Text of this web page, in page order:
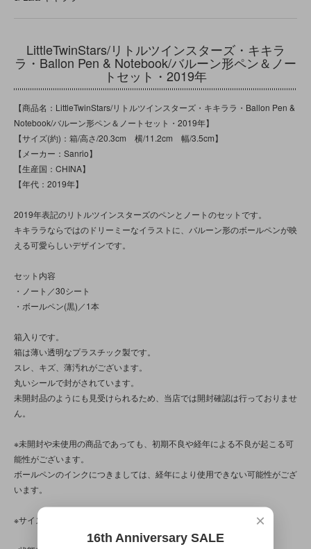
LittleTwinStars/リトルツインスターズ・キキラ
ラ・Ballon Pen & Notebook/バルーン形ペン＆ノー
トセット・2019年
【商品名：LittleTwinStars/リトルツインスターズ・キキララ・Ballon Pen &
Notebook/バルーン形ペン＆ノートセット・2019年】
【サイズ(約)：箱/高さ/20.3cm 横/11.2cm 幅/3.5cm】
【メーカー：Sanrio】
【生産国：CHINA】
【年代：2019年】
2019年表記のリトルツインスターズのペンとノートのセットです。
キキララならではのドリーミーなイラストに、バルーン形のボールペンが映
える可愛らしいデザインです。
セット内容
・ノート／30シート
・ボールペン(黒)／1本
箱入りです。
箱は薄い透明なプラスチック製です。
スレ、キズ、薄汚れがございます。
丸いシールで封がされています。
未開封品のようにも見受けられるため、当店では開封確認は行っておりませ
ん。
※未開封や未使用の商品であっても、初期不良や経年による不良が起こる可
能性がございます。
ボールペンのインクにつきましては、経年により使用できない可能性がござ
います。
※サイズのご確認をお忘れなくお願いいたします。 ×
16th Anniversary SALE